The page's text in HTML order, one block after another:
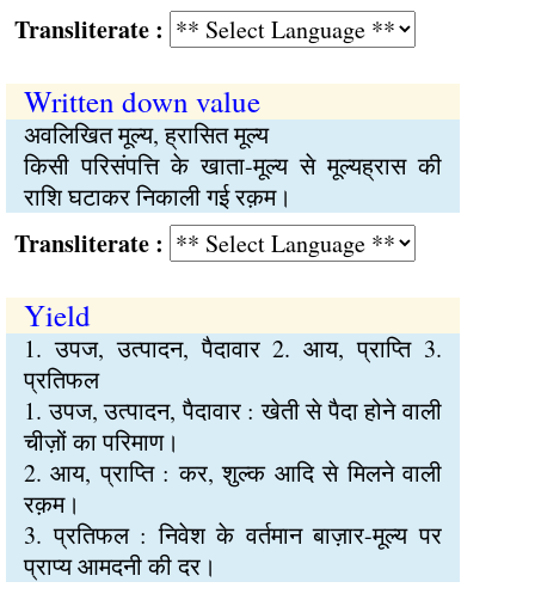
:
Written down value
अवलिखित मूल्य, ह्रासित मूल्य
किसी परिसंपत्ति के खाता-मूल्य से मूल्यह्रास की
राशि घटाकर निकाली गई रक़म।
:
Yield
1. उपज, उत्पादन, पैदावार 2. आय, प्राप्ति 3.
प्रतिफल
1. उपज, उत्पादन, पैदावार : खेती से पैदा होने वाली
चीज़ों का परिमाण।
2. आय, प्राप्ति : कर, शुल्क आदि से मिलने वाली
रक़म।
3. प्रतिफल : निवेश के वर्तमान बाज़ार-मूल्य पर
प्राप्य आमदनी की दर।